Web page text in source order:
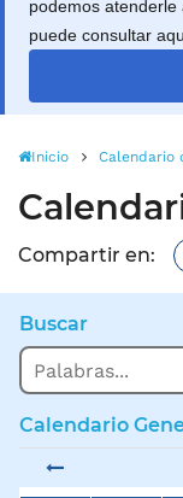
podemos
puede consultar
Inicio Calendario
Compartir en:
Buscar
Buscar
Calendario